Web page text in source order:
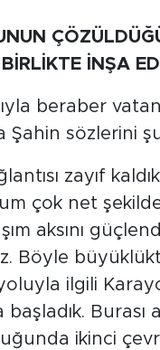
İNŞA
beraber
Şahin sözlerini
zayıf
çok net şekilde
aksını
Böyle
ilgili
başladık.
ikinci